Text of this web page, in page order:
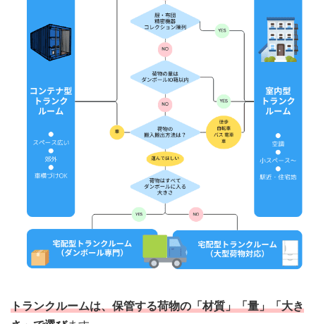
トランクルームは、保管する荷物の「材質」「量」「大き